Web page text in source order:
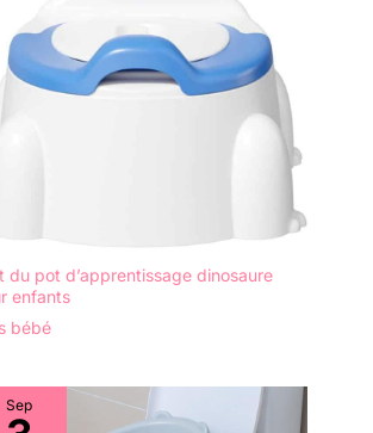
du pot d’apprentissage dinosaure
enfants
bébé
Sep